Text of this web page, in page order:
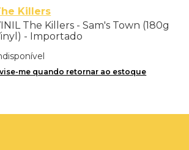
Killers
The Killers - Sam's Town (180g
- Importado
me quando retornar ao estoque